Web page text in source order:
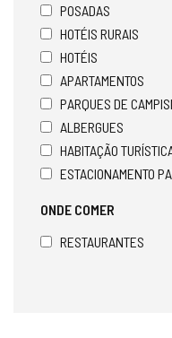
POSADAS
HOTÉIS RURAIS
HOTÉIS
APARTAMENTOS
PARQUES DE
ALBERGUES
HABITAÇÃO
ESTACIONAMENTO
ONDE COMER
RESTAURANTES